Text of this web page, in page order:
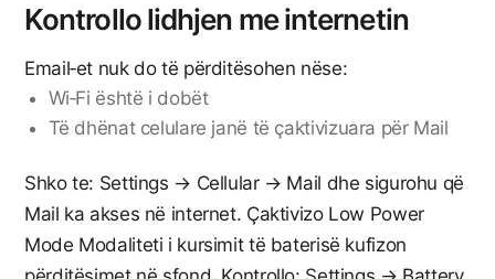
Kontrollo lidhjen me internetin
Email‑et nuk do të përditësohen nëse:
Wi‑Fi është i dobët
Të dhënat celulare janë të çaktivizuara për Mail
Shko te: Settings → Cellular → Mail dhe sigurohu që
Mail ka akses në internet. Çaktivizo Low Power
Mode Modaliteti i kursimit të baterisë kufizon